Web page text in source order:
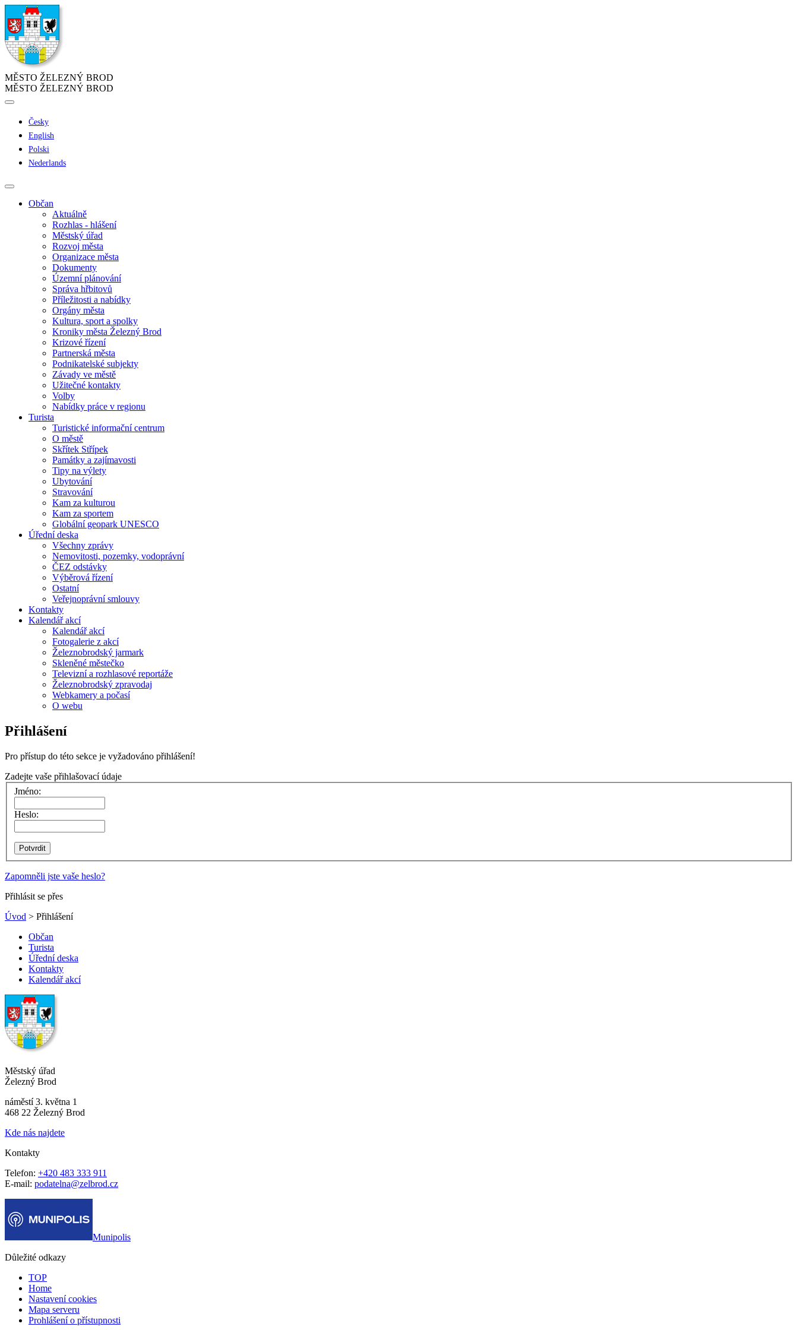
MĚSTO ŽELEZNÝ BROD
MĚSTO ŽELEZNÝ BROD
Česky
English
Polski
Nederlands
Občan
Aktuálně
Rozhlas - hlášení
Městský úřad
Rozvoj města
Organizace města
Dokumenty
Územní plánování
Správa hřbitovů
Příležitosti a nabídky
Orgány města
Kultura, sport a spolky
Kroniky města Železný Brod
Krizové řízení
Partnerská města
Podnikatelské subjekty
Závady ve městě
Užitečné kontakty
Volby
Nabídky práce v regionu
Turista
Turistické informační centrum
O městě
Skřítek Střípek
Památky a zajímavosti
Tipy na výlety
Ubytování
Stravování
Kam za kulturou
Kam za sportem
Globální geopark UNESCO
Úřední deska
Všechny zprávy
Nemovitosti, pozemky, vodoprávní
ČEZ odstávky
Výběrová řízení
Ostatní
Veřejnoprávní smlouvy
Kontakty
Kalendář akcí
Kalendář akcí
Fotogalerie z akcí
Železnobrodský jarmark
Skleněné městečko
Televizní a rozhlasové reportáže
Železnobrodský zpravodaj
Webkamery a počasí
O webu
Přihlášení
Pro přístup do této sekce je vyžadováno přihlášení!
Zadejte vaše přihlašovací údaje
Jméno:
Heslo:
Zapomněli jste vaše heslo?
Přihlásit se přes
Úvod > Přihlášení
Občan
Turista
Úřední deska
Kontakty
Kalendář akcí
Městský úřad
Železný Brod
náměstí 3. května 1
468 22 Železný Brod
Kde nás najdete
Kontakty
Telefon: +420 483 333 911
E-mail: podatelna@zelbrod.cz
Munipolis
Důležité odkazy
TOP
Home
Nastavení cookies
Mapa serveru
Prohlášení o přístupnosti